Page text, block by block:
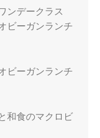
ンデークラス
ビーガンランチ
ビーガンランチ
和食のマクロビ